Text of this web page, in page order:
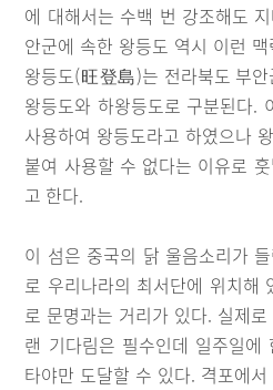
에 대해서는 수백 번 강조해도
안군에 속한 왕등도 역시 이런
왕등도(旺登島)는 전라북도 부
왕등도와 하왕등도로 구분된다.
사용하여 왕등도라고 하였으나
붙여 사용할 수 없다는 이유로
고 한다.
이 섬은 중국의 닭 울음소리가
로 우리나라의 최서단에 위치해
로 문명과는 거리가 있다. 실제
랜 기다림은 필수인데 일주일에
타야만 도달할 수 있다. 격포에